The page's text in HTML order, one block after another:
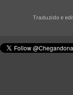
Traduzido e